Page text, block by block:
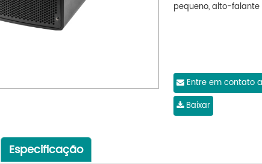
pequeno, alto-
Entre em contato
Baixar
Especificação